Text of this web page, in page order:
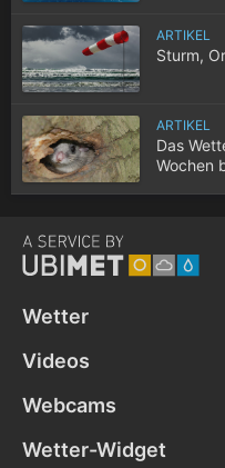
ARTIKEL
Sturm,
ARTIKEL
Das
Wochen
Wetter
Videos
Webcams
Wetter-Widget